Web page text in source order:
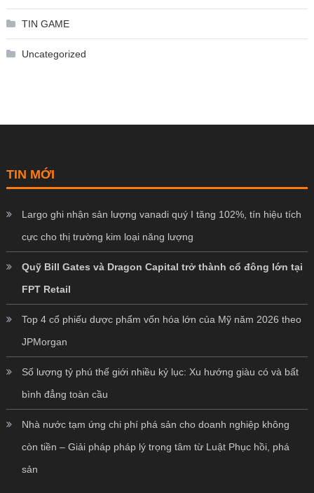
TIN GAME
Uncategorized
TIN MỚI
Largo ghi nhận sản lượng vanadi quý I tăng 102%, tín hiệu tích
cực cho thị trường kim loại năng lượng
Quỹ Bill Gates và Dragon Capital trở thành cổ đông lớn tại
FPT Retail
Top 4 cổ phiếu dược phẩm vốn hóa lớn của Mỹ năm 2026 theo
JPMorgan
Số lượng tỷ phú thế giới nhiều kỷ lục: Xu hướng giàu có và bất
bình đẳng toàn cầu
Nhà nước tạm ứng chi phí phá sản cho doanh nghiệp không
còn tiền – Giải pháp pháp lý trọng tâm từ Luật Phục hồi, phá
sản